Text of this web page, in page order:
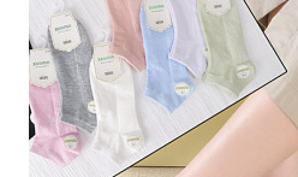
Количество: